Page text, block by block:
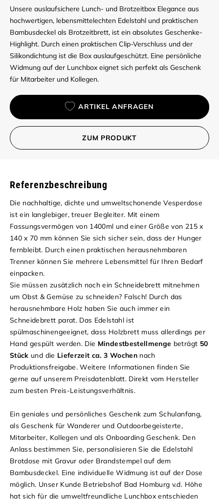
Unsere auslaufsichere Lunch- und Brotzeitbox Elegance aus
hochwertigen, lebensmittelechten Edelstahl und praktischen
Bambusdeckel als Brotzeitbrett, ist ein absolutes Geschenke-
Highlight. Durch einen praktischen Clip-Verschluss und der
Silikondichtung ist die Box auslaufgeschützt. Eine persönliche
Widmung auf der Lunchbox eignet sich perfekt als Geschenk
für Mitarbeiter und Kollegen.
ARTIKEL ANFRAGEN
ZUM PRODUKT
Referenzbeschreibung
Die nachhaltige, dichte und umweltschonende Vesperdose
ist ein langlebiger, treuer Begleiter. Mit einem
Fassungsvermögen von 1400ml und einer Größe von 215 x
140 x 70 mm können Sie sich sicher sein, dass der Hunger
fernbleibt. Durch einen praktischen herausnehmbaren
Trenner können Sie mehrere Lebensmittel für Ihren Bedarf
einpacken.
Sie müssen zusätzlich noch ein Schneidebrett mitnehmen
um Obst & Gemüse zu schneiden? Falsch! Durch das
herausnehmbare Holz haben Sie auch immer ein
Schneidebrett parat. Das Edelstahl ist
spülmaschinengeeignet, dass Holzbrett muss allerdings per
Hand gespült werden. Die Mindestbestellmenge beträgt 50
Stück und die Lieferzeit ca. 3 Wochennach
Produktionsfreigabe. Weitere Informationen finden Sie
gerne auf unserem Preisdatenblatt. Direkt vom Hersteller
zum besten Preis-Leistungsverhältnis.
Ein geniales und persönliches Geschenk zum Schulanfang,
als Geschenk für Wanderer und Outdoorbegeisterte,
Mitarbeiter, Kollegen und als Onboarding Geschenk. Den
Anlass bestimmen Sie, personalisieren Sie die Edelstahl
Brotdose mit Gravur oder Brandstempel auf dem
Bambusdeckel. Eine individuelle Widmung ist auf der Dose
möglich. Unser Kunde Betriebshof Bad Homburg v.d. Höhe
hat sich für die umweltfreundliche Lunchbox entschieden